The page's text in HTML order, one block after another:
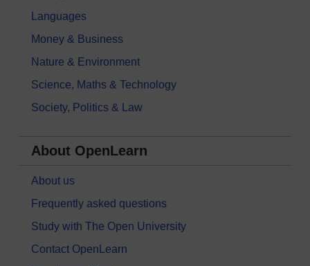
Languages
Money & Business
Nature & Environment
Science, Maths & Technology
Society, Politics & Law
About OpenLearn
About us
Frequently asked questions
Study with The Open University
Contact OpenLearn